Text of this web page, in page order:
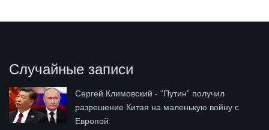
Случайные записи
Сергей Климовский - “Путин” получил
разрешение Китая на маленькую войну с
Европой